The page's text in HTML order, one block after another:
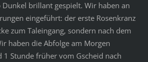
Dunkel brillant gespielt. Wir haben an
eingeführt: der erste Rosenkranz
zum Taleingang, sondern nach dem
haben die Abfolge am Morgen
1 Stunde früher vom Gscheid nach